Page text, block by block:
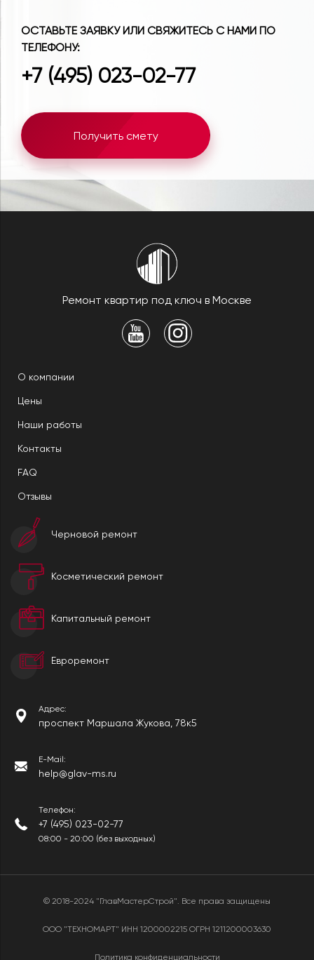
ОСТАВЬТЕ ЗАЯВКУ ИЛИ СВЯЖИТЕСЬ С НАМИ ПО
ТЕЛЕФОНУ:
+7 (495) 023-02-77
Получить смету
Ремонт квартир под ключ в Москве
О компании
Цены
Наши работы
Контакты
FAQ
Отзывы
Черновой ремонт
Косметический ремонт
Капитальный ремонт
Евроремонт
Адрес:
проспект Маршала Жукова, 78к5
E-Mail:
help@glav-ms.ru
Телефон:
+7 (495) 023-02-77
08:00 - 20:00 (без выходных)
© 2018-2024 "ГлавМастерСтрой". Все права защищены
ООО "ТЕХНОМАРТ" ИНН 1200002215 ОГРН 1211200003630
Политика конфиденциальности